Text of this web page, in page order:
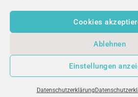
Cookies
Ablehnen
Einstellungen
Datenschutzerklärung